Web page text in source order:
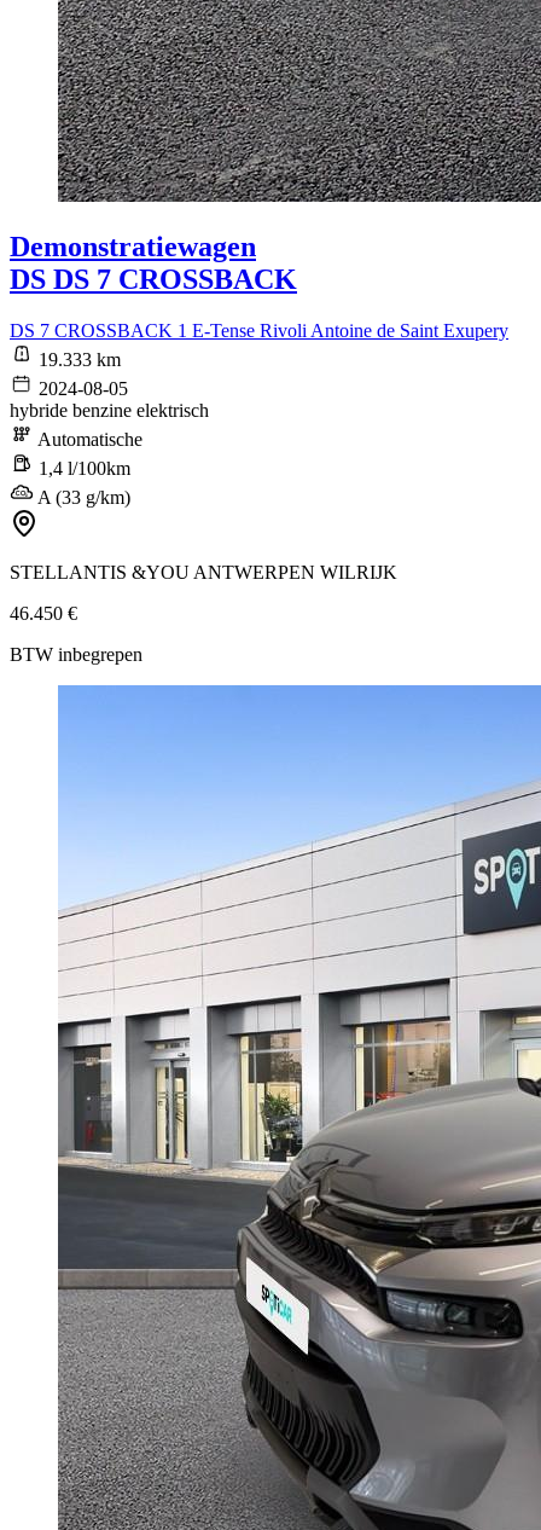
Demonstratiewagen
DS DS 7 CROSSBACK
DS 7 CROSSBACK 1 E-Tense Rivoli Antoine de Saint Exupery
19.333 km
2024-08-05
hybride benzine elektrisch
Automatische
1,4 l/100km
A (33 g/km)
STELLANTIS &YOU ANTWERPEN WILRIJK
46.450 €
BTW inbegrepen